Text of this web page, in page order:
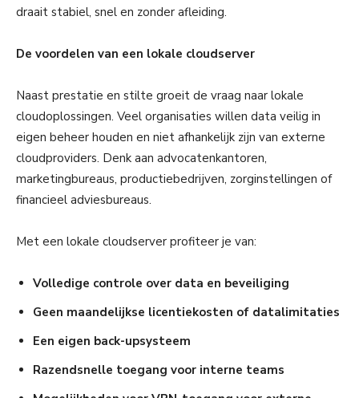
draait stabiel, snel en zonder afleiding.
De voordelen van een lokale cloudserver
Naast prestatie en stilte groeit de vraag naar lokale
cloudoplossingen. Veel organisaties willen data veilig in
eigen beheer houden en niet afhankelijk zijn van externe
cloudproviders. Denk aan advocatenkantoren,
marketingbureaus, productiebedrijven, zorginstellingen of
financieel adviesbureaus.
Met een lokale cloudserver profiteer je van:
Volledige controle over data en beveiliging
Geen maandelijkse licentiekosten of datalimitaties
Een eigen back-upsysteem
Razendsnelle toegang voor interne teams